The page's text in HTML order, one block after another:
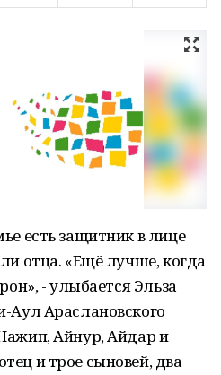
есть защитник в лице
отца. «Ещё лучше, когда
- улыбается Эльза
Аул Араслановского
Айнур, Айдар и
и трое сыновей, два